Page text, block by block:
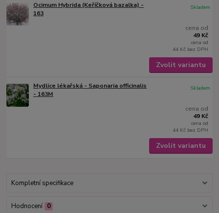
Ocimum Hybrida (Keříčková bazalka) -
163
cena od
49 Kč
cena od
44 Kč bez DPH
Skladem
Zvolit variantu
Mydlice lékařská - Saponaria officinalis
- 163M
cena od
49 Kč
cena od
44 Kč bez DPH
Skladem
Zvolit variantu
Kompletní specifikace
Hodnocení 0